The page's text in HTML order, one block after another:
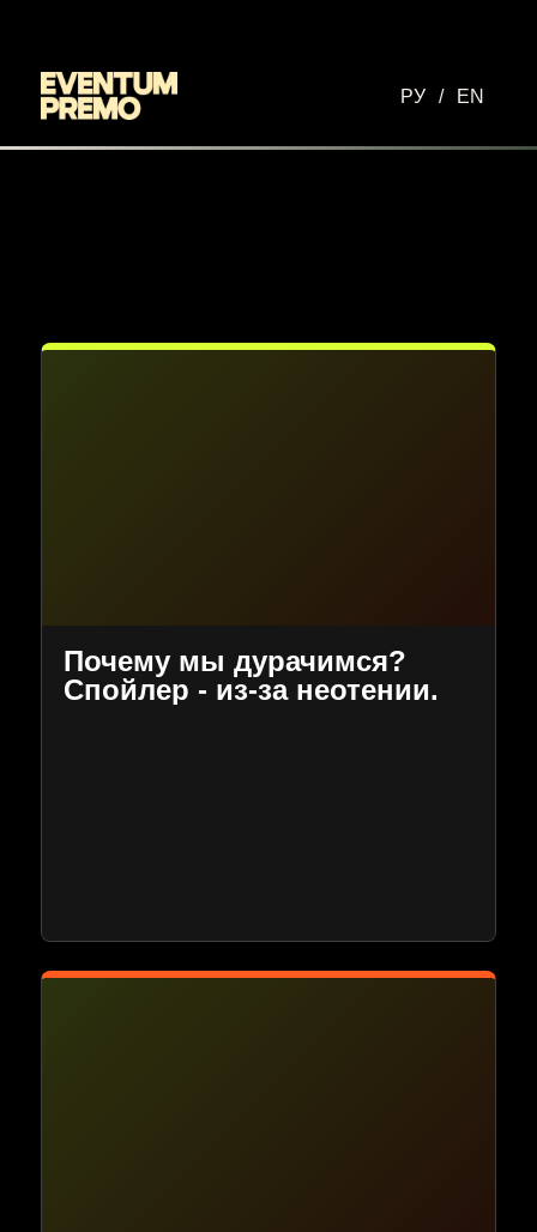
РУ / EN
Почему мы дурачимся?
Спойлер - из-за неотении.